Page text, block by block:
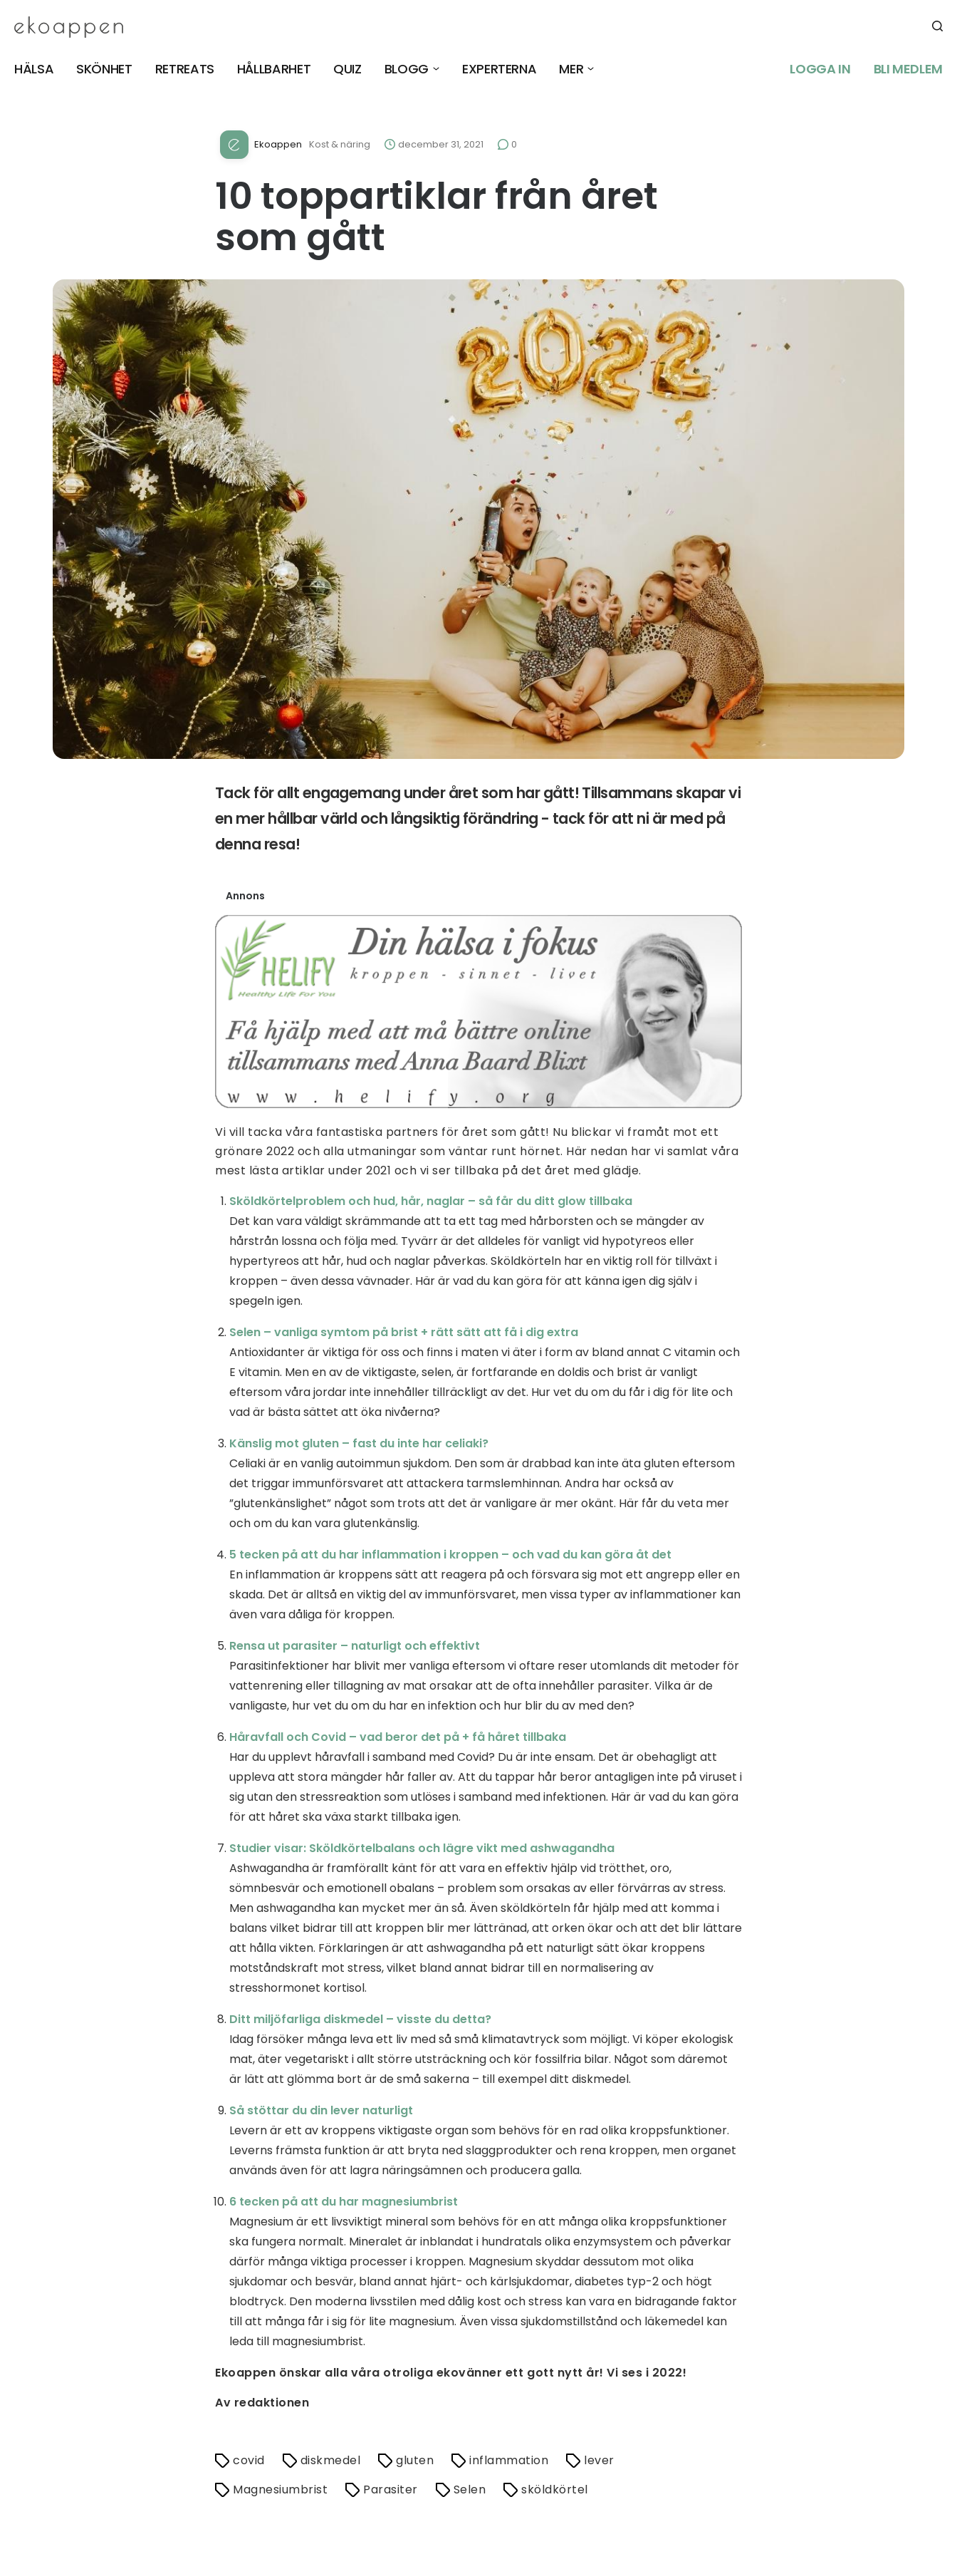
HÄLSA SKÖNHET RETREATS HÅLLBARHET QUIZ BLOGG EXPERTERNA MER LOGGA IN BLI MEDLEM
Ekoappen Kost & näring december 31, 2021 0
10 toppartiklar från året
som gått
Tack för allt engagemang under året som har gått! Tillsammans skapar vi
en mer hållbar värld och långsiktig förändring - tack för att ni är med på
denna resa!
Annons
Vi vill tacka våra fantastiska partners för året som gått! Nu blickar vi framåt mot ett
grönare 2022 och alla utmaningar som väntar runt hörnet. Här nedan har vi samlat våra
mest lästa artiklar under 2021 och vi ser tillbaka på det året med glädje.
Sköldkörtelproblem och hud, hår, naglar – så får du ditt glow tillbaka
Det kan vara väldigt skrämmande att ta ett tag med hårborsten och se mängder av
hårstrån lossna och följa med. Tyvärr är det alldeles för vanligt vid hypotyreos eller
hypertyreos att hår, hud och naglar påverkas. Sköldkörteln har en viktig roll för tillväxt i
kroppen – även dessa vävnader. Här är vad du kan göra för att känna igen dig själv i
spegeln igen.
Selen – vanliga symtom på brist + rätt sätt att få i dig extra
Antioxidanter är viktiga för oss och finns i maten vi äter i form av bland annat C vitamin och
E vitamin. Men en av de viktigaste, selen, är fortfarande en doldis och brist är vanligt
eftersom våra jordar inte innehåller tillräckligt av det. Hur vet du om du får i dig för lite och
vad är bästa sättet att öka nivåerna?
Känslig mot gluten – fast du inte har celiaki?
Celiaki är en vanlig autoimmun sjukdom. Den som är drabbad kan inte äta gluten eftersom
det triggar immunförsvaret att attackera tarmslemhinnan. Andra har också av
”glutenkänslighet” något som trots att det är vanligare är mer okänt. Här får du veta mer
och om du kan vara glutenkänslig.
5 tecken på att du har inflammation i kroppen – och vad du kan göra åt det
En inflammation är kroppens sätt att reagera på och försvara sig mot ett angrepp eller en
skada. Det är alltså en viktig del av immunförsvaret, men vissa typer av inflammationer kan
även vara dåliga för kroppen.
Rensa ut parasiter – naturligt och effektivt
Parasitinfektioner har blivit mer vanliga eftersom vi oftare reser utomlands dit metoder för
vattenrening eller tillagning av mat orsakar att de ofta innehåller parasiter. Vilka är de
vanligaste, hur vet du om du har en infektion och hur blir du av med den?
Håravfall och Covid – vad beror det på + få håret tillbaka
Har du upplevt håravfall i samband med Covid? Du är inte ensam. Det är obehagligt att
uppleva att stora mängder hår faller av. Att du tappar hår beror antagligen inte på viruset i
sig utan den stressreaktion som utlöses i samband med infektionen. Här är vad du kan göra
för att håret ska växa starkt tillbaka igen.
Studier visar: Sköldkörtelbalans och lägre vikt med ashwagandha
Ashwagandha är framförallt känt för att vara en effektiv hjälp vid trötthet, oro,
sömnbesvär och emotionell obalans – problem som orsakas av eller förvärras av stress.
Men ashwagandha kan mycket mer än så. Även sköldkörteln får hjälp med att komma i
balans vilket bidrar till att kroppen blir mer lättränad, att orken ökar och att det blir lättare
att hålla vikten. Förklaringen är att ashwagandha på ett naturligt sätt ökar kroppens
motståndskraft mot stress, vilket bland annat bidrar till en normalisering av
stresshormonet kortisol.
Ditt miljöfarliga diskmedel – visste du detta?
Idag försöker många leva ett liv med så små klimatavtryck som möjligt. Vi köper ekologisk
mat, äter vegetariskt i allt större utsträckning och kör fossilfria bilar. Något som däremot
är lätt att glömma bort är de små sakerna – till exempel ditt diskmedel.
Så stöttar du din lever naturligt
Levern är ett av kroppens viktigaste organ som behövs för en rad olika kroppsfunktioner.
Leverns främsta funktion är att bryta ned slaggprodukter och rena kroppen, men organet
används även för att lagra näringsämnen och producera galla.
6 tecken på att du har magnesiumbrist
Magnesium är ett livsviktigt mineral som behövs för en att många olika kroppsfunktioner
ska fungera normalt. Mineralet är inblandat i hundratals olika enzymsystem och påverkar
därför många viktiga processer i kroppen. Magnesium skyddar dessutom mot olika
sjukdomar och besvär, bland annat hjärt- och kärlsjukdomar, diabetes typ-2 och högt
blodtryck. Den moderna livsstilen med dålig kost och stress kan vara en bidragande faktor
till att många får i sig för lite magnesium. Även vissa sjukdomstillstånd och läkemedel kan
leda till magnesiumbrist.
Ekoappen önskar alla våra otroliga ekovänner ett gott nytt år! Vi ses i 2022!
Av redaktionen
covid diskmedel gluten inflammation
lever
Magnesiumbrist
Parasiter Selen sköldkörtel